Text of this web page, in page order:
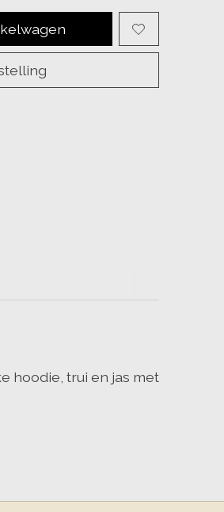
hoodie, trui en jas met